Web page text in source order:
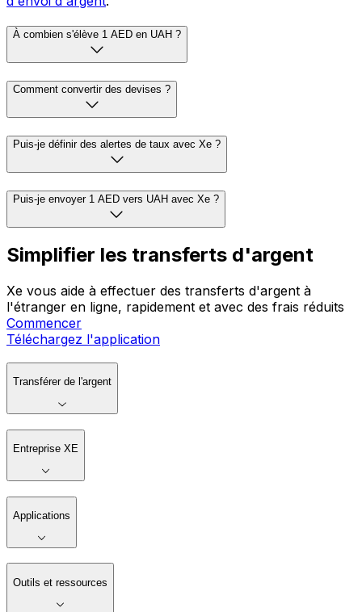
À combien s'élève 1 AED en UAH ?
Comment convertir des devises ?
Puis-je définir des alertes de taux avec Xe ?
Puis-je envoyer 1 AED vers UAH avec Xe ?
Simplifier les transferts d'argent
Xe vous aide à effectuer des transferts d'argent à
l'étranger en ligne, rapidement et avec des frais réduits
Commencer
Téléchargez l'application
Transférer de l'argent
Entreprise XE
Applications
Outils et ressources